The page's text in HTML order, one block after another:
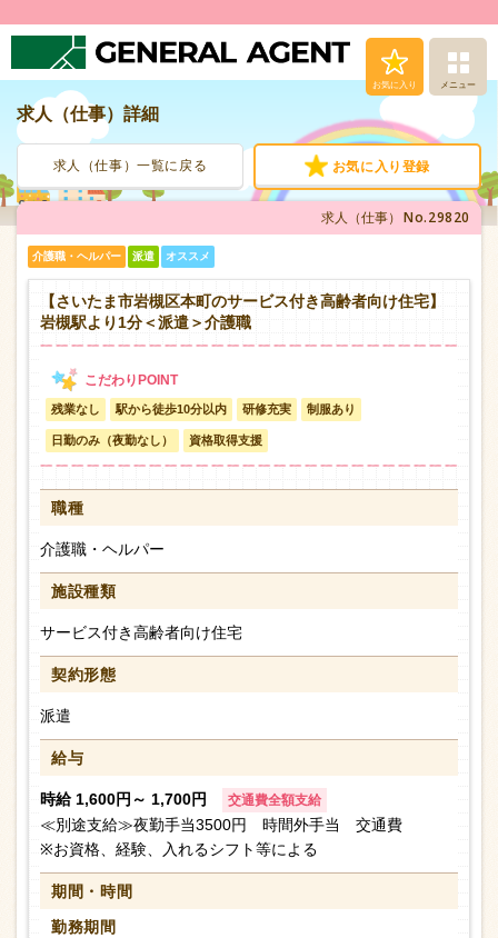
お気に入り メニュー
人材派遣サービス
転職支援サービス
登録から就業まで
お問い合わせ
求人（仕事）詳細
求人（仕事）一覧に戻る お気に入り登録
求人（仕事） No.29820
介護職・ヘルパー 派遣 オススメ
【さいたま市岩槻区本町のサービス付き高齢者向け住宅】
岩槻駅より1分＜派遣＞介護職
残業なし 駅から徒歩10分以内 研修充実 制服あり
日勤のみ（夜勤なし） 資格取得支援
職種
介護職・ヘルパー
施設種類
サービス付き高齢者向け住宅
契約形態
派遣
給与
時給 1,600円～ 1,700円 交通費全額支給
≪別途支給≫夜勤手当3500円 時間外手当 交通費
※お資格、経験、入れるシフト等による
期間・時間
勤務期間